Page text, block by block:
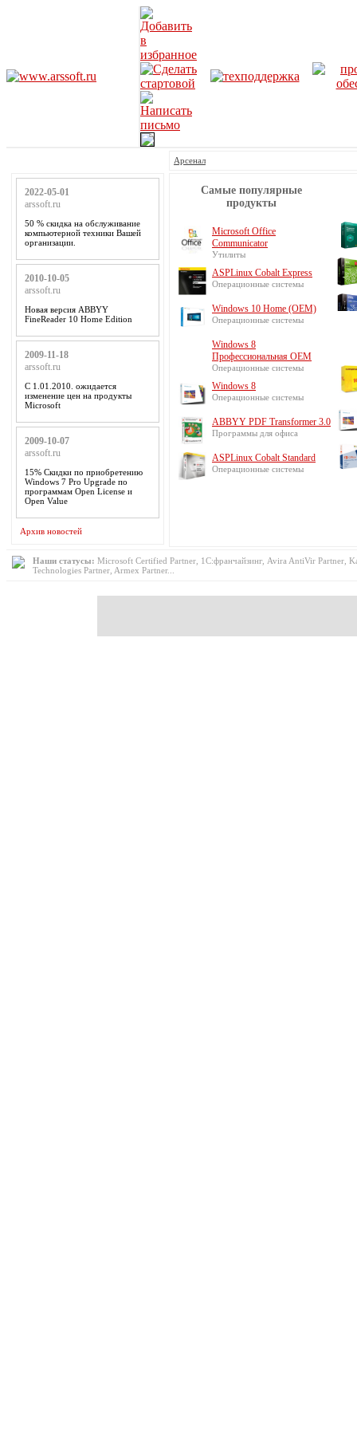
2022-05-01
arssoft.ru
50 % скидка на обслуживание
компьютерной техники Вашей
организации.
2010-10-05
arssoft.ru
Новая версия ABBYY
FineReader 10 Home Edition
2009-11-18
arssoft.ru
С 1.01.2010. ожидается
изменение цен на продукты
Microsoft
2009-10-07
arssoft.ru
15% Скидки по приобретению
Windows 7 Pro Upgrade по
программам Open License и
Open Value
Архив новостей
Арсенал
Самые популярные
продукты
Microsoft Office
Communicator
Утилиты
ASPLinux Cobalt Express
Операционные системы
Windows 10 Home (OEM)
Операционные системы
Windows 8
Профессиональная OEM
Операционные системы
Windows 8
Операционные системы
ABBYY PDF Transformer 3.0
Программы для офиса
ASPLinux Cobalt Standard
Операционные системы
Наши статусы: Microsoft Certified Partner, 1С:франчайзинг, Avira AntiVir Partner,
Technologies Partner, Armex Partner...